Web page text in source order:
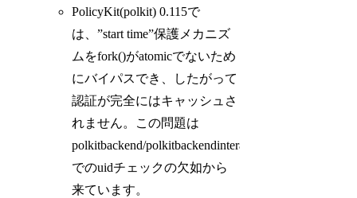
PolicyKit(polkit) 0.115で
は、”start time”保護メカニズ
ムをfork()がatomicでないため
にバイパスでき、したがって
認証が完全にはキャッシュさ
れません。この問題は
polkitbackend/polkitbackendinteractiveauthority.c
でのuidチェックの欠如から
来ています。